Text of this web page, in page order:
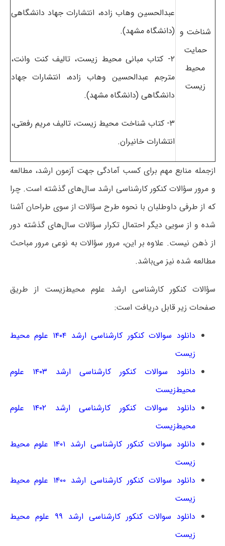
شناخت و
حمایت
محیط
زیست
عبدالحسین وهاب زاده، انتشارات جهاد دانشگاهی
(دانشگاه مشهد).
۲- کتاب مبانی محیط زیست، تالیف کنت وانت،
مترجم عبدالحسین وهاب زاده، انتشارات جهاد
دانشگاهی (دانشگاه مشهد).
۳- کتاب شناخت محیط زیست، تالیف مریم رفعتی،
انتشارات خانیران.
ازجمله منابع مهم برای کسب آمادگی جهت آزمون ارشد، مطالعه
و مرور سؤالات کنکور کارشناسی ارشد سال‌های گذشته است. چرا
که از طرفی داوطلبان با نحوه طرح سؤالات از سوی طراحان آشنا
شده و از سویی دیگر احتمال تکرار سؤالات سال‌های گذشته دور
از ذهن نیست. علاوه بر این، مرور سؤالات به نوعی مرور مباحث
مطالعه‌ شده نیز می‌باشد.
سؤالات کنکور کارشناسی ارشد علوم محیط‌زیست از طریق
صفحات زیر قابل دریافت است:
دانلود سوالات کنکور کارشناسی ارشد ۱۴۰۴ علوم محیط
زیست
دانلود سوالات کنکور کارشناسی ارشد ۱۴۰۳ علوم
محیط‌زیست
دانلود سوالات کنکور کارشناسی ارشد ۱۴۰۲ علوم
محیط‌زیست
دانلود سوالات کنکور کارشناسی ارشد ۱۴۰۱ علوم محیط
زیست
دانلود سوالات کنکور کارشناسی ارشد ۱۴۰۰ علوم محیط
زیست
دانلود سوالات کنکور کارشناسی ارشد ۹۹ علوم محیط
زیست